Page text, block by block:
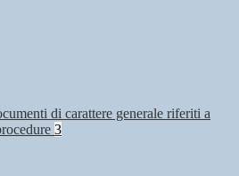
di carattere generale riferiti a
3